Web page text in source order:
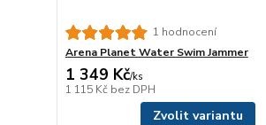
1 hodnocení
Arena Planet Water Swim Jammer
1 349 Kč/ks
1 115 Kč bez DPH
Zvolit variantu